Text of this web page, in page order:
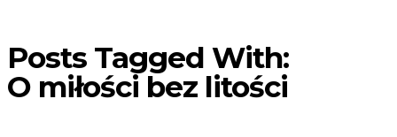
Posts Tagged With:
O miłości bez litości